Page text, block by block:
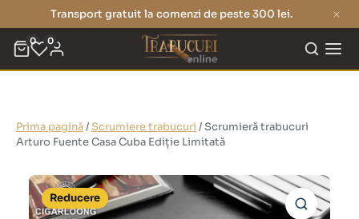
Transport gratuit la comenzi de peste 300 lei.
0 0
Prima pagină/Scrumiere trabucuri / Scrumieră trabucuri
Arturo Fuente Casa Cuba Ediție Limitată
Reducere